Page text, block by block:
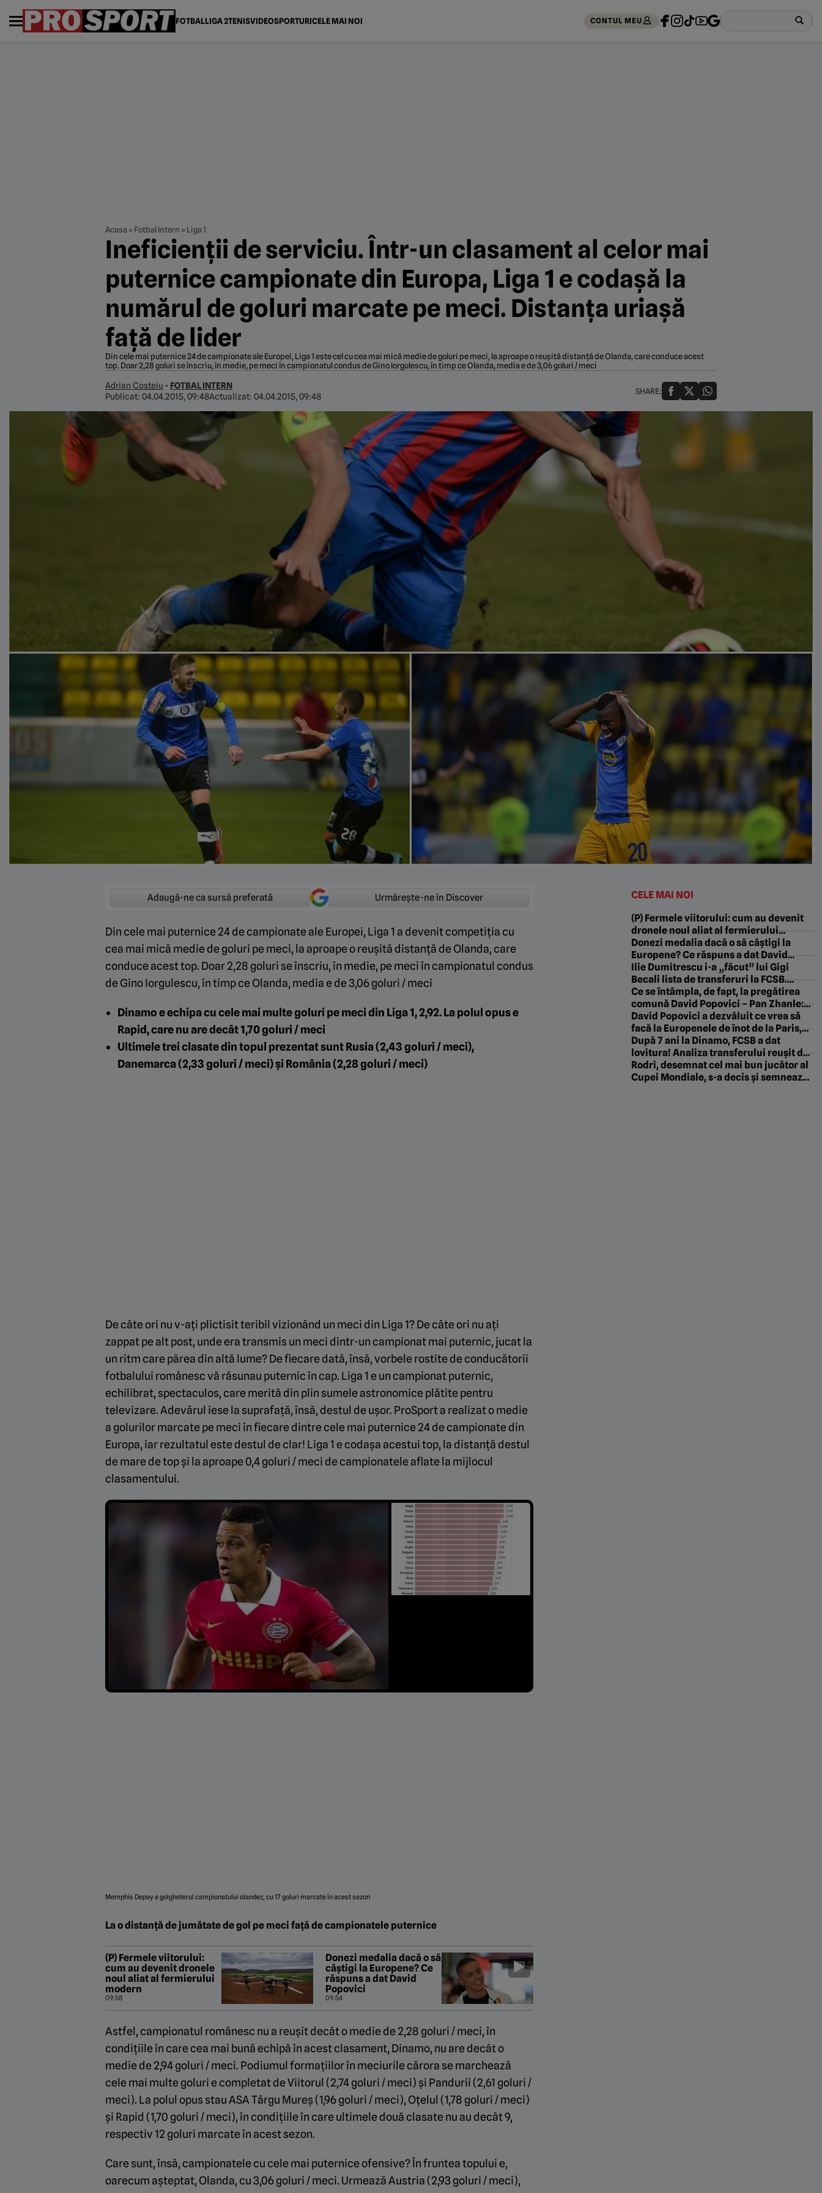
FOTBALLIGA 2TENISVIDEOSPORTURICELE MAI NOI CONTUL MEU
Acasa » Fotbal Intern » Liga 1
Ineficienții de serviciu. Într-un clasament al celor mai
puternice campionate din Europa, Liga 1 e codașă la
numărul de goluri marcate pe meci. Distanța uriașă
față de lider
Din cele mai puternice 24 de campionate ale Europei, Liga 1 este cel cu cea mai mică medie de goluri pe meci, la aproape o reușită distanță de Olanda, care conduce acest
top. Doar 2,28 goluri se înscriu, în medie, pe meci în campionatul condus de Gino Iorgulescu, în timp ce Olanda, media e de 3,06 goluri / meci
Adrian Costeiu • FOTBAL INTERN
Publicat: 04.04.2015, 09:48Actualizat: 04.04.2015, 09:48
SHARE:
Adaugă-ne ca sursă preferată Urmărește-ne în Discover
Din cele mai puternice 24 de campionate ale Europei, Liga 1 a devenit competiția cu
cea mai mică medie de goluri pe meci, la aproape o reușită distanță de Olanda, care
conduce acest top. Doar 2,28 goluri se înscriu, în medie, pe meci în campionatul condus
de Gino Iorgulescu, în timp ce Olanda, media e de 3,06 goluri / meci
Dinamoe echipa cu cele mai multe goluri pe meci din Liga 1, 2,92. La polul opus e
Rapid , care nu are decât 1,70 goluri / meci
Ultimele trei clasate din topul prezentat sunt Rusia (2,43 goluri / meci),
Danemarca (2,33 goluri / meci) și România (2,28 goluri / meci)
De câte ori nu v-ați plictisit teribil vizionând un meci din Liga 1? De câte ori nu ați
zappat pe alt post, unde era transmis un meci dintr-un campionat mai puternic, jucat la
un ritm care părea din altă lume? De fiecare dată, însă, vorbele rostite de conducătorii
fotbalului românesc vă răsunau puternic în cap. Liga 1 e un campionat puternic,
echilibrat, spectaculos, care merită din plin sumele astronomice plătite pentru
televizare. Adevărul iese la suprafață, însă, destul de ușor. ProSport a realizat o medie
a golurilor marcate pe meci în fiecare dintre cele mai puternice 24 de campionate din
Europa, iar rezultatul este destul de clar! Liga 1 e codașa acestui top, la distanță destul
de mare de top și la aproape 0,4 goluri / meci de campionatele aflate la mijlocul
clasamentului.
Memphis Depay e golgheterul campionatului olandez, cu 17 goluri marcate în acest sezon
La o distanță de jumătate de gol pe meci față de campionatele puternice
(P) Fermele viitorului:
cum au devenit dronele
noul aliat al fermierului
modern
09:58
Donezi medalia dacă o să
câștigi la Europene? Ce
răspuns a dat David
Popovici
09:54
Astfel, campionatul românesc nu a reușit decât o medie de 2,28 goluri / meci, în
condițiile în care cea mai bună echipă în acest clasament, Dinamo, nu are decât o
medie de 2,94 goluri / meci. Podiumul formațiilor în meciurile cărora se marchează
cele mai multe goluri e completat de Viitorul (2,74 goluri / meci) și Pandurii (2,61 goluri /
meci). La polul opus stau ASA Târgu Mureș (1,96 goluri / meci), Oțelul (1,78 goluri / meci)
și Rapid (1,70 goluri / meci), în condițiile în care ultimele două clasate nu au decât 9,
respectiv 12 goluri marcate în acest sezon.
Care sunt, însă, campionatele cu cele mai puternice ofensive? În fruntea topului e,
oarecum așteptat, Olanda, cu 3,06 goluri / meci. Urmează Austria (2,93 goluri / meci),
CELE MAI NOI
(P) Fermele viitorului: cum au devenit
dronele noul aliat al fermierului
modern
Donezi medalia dacă o să câștigi la
Europene? Ce răspuns a dat David
Popovici
Ilie Dumitrescu i-a „făcut” lui Gigi
Becali lista de transferuri la FCSB.
„Gândește-te. Astea sunt certitudini”
Ce se întâmpla, de fapt, la pregătirea
comună David Popovici – Pan Zhanle:
„Dacă el mi-a descoperit un secret, eu
i-am descoperit trei”
David Popovici a dezvăluit ce vrea să
facă la Europenele de înot de la Paris,
după ce a pus opt kilograme de masă
musculară. „A început adrenalina!”
După 7 ani la Dinamo, FCSB a dat
lovitura! Analiza transferului reușit de
roș-albaștri în ultimele ore: „Tehnică
specifică”. EXCLUSIV
Rodri, desemnat cel mai bun jucător al
Cupei Mondiale, s-a decis și semnează!